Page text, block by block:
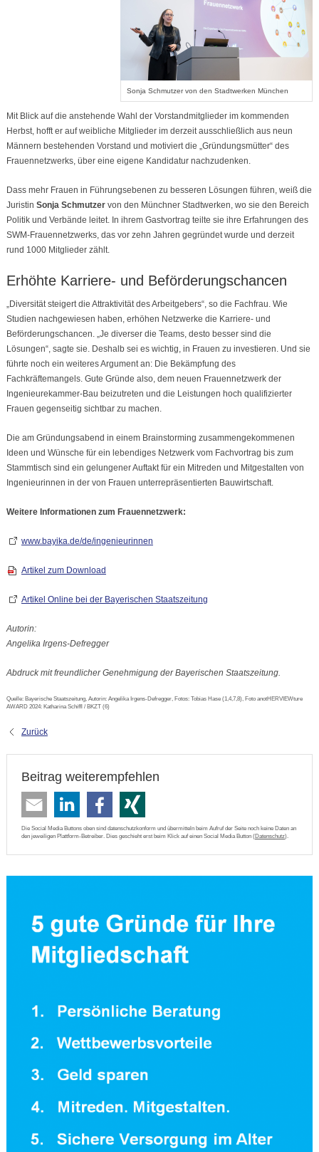
Sonja Schmutzer von den Stadtwerken München
Mit Blick auf die anstehende Wahl der Vorstandmitglieder im kommenden
Herbst, hofft er auf weibliche Mitglieder im derzeit ausschließlich aus neun
Männern bestehenden Vorstand und motiviert die „Gründungsmütter“ des
Frauennetzwerks, über eine eigene Kandidatur nachzudenken.
Dass mehr Frauen in Führungsebenen zu besseren Lösungen führen, weiß die
Juristin Sonja Schmutzervon den Münchner Stadtwerken, wo sie den Bereich
Politik und Verbände leitet. In ihrem Gastvortrag teilte sie ihre Erfahrungen des
SWM-Frauennetzwerks, das vor zehn Jahren gegründet wurde und derzeit
rund 1000 Mitglieder zählt.
Erhöhte Karriere- und Beförderungschancen
„Diversität steigert die Attraktivität des Arbeitgebers“, so die Fachfrau. Wie
Studien nachgewiesen haben, erhöhen Netzwerke die Karriere- und
Beförderungschancen. „Je diverser die Teams, desto besser sind die
Lösungen“, sagte sie. Deshalb sei es wichtig, in Frauen zu investieren. Und sie
führte noch ein weiteres Argument an: Die Bekämpfung des
Fachkräftemangels. Gute Gründe also, dem neuen Frauennetzwerk der
Ingenieurekammer-Bau beizutreten und die Leistungen hoch qualifizierter
Frauen gegenseitig sichtbar zu machen.
Die am Gründungsabend in einem Brainstorming zusammengekommenen
Ideen und Wünsche für ein lebendiges Netzwerk vom Fachvortrag bis zum
Stammtisch sind ein gelungener Auftakt für ein Mitreden und Mitgestalten von
Ingenieurinnen in der von Frauen unterrepräsentierten Bauwirtschaft.
Weitere Informationen zum Frauennetzwerk:
www.bayika.de/de/ingenieurinnen
Artikel zum Download
Artikel Online bei der Bayerischen Staatszeitung
Autorin:
Angelika Irgens-Defregger
Abdruck mit freundlicher Genehmigung der Bayerischen Staatszeitung.
Quelle: Bayerische Staatszeitung, Autorin: Angelika Irgens-Defregger, Fotos: Tobias Hase (1,4,7,8), Foto anotHERVIEWture
AWARD 2024: Katharina Schiffl / BKZT (6)
Zurück
Beitrag weiterempfehlen
Die Social Media Buttons oben sind datenschutzkonform und übermitteln beim Aufruf der Seite noch keine Daten an
den jeweiligen Plattform-Betreiber. Dies geschieht erst beim Klick auf einen Social Media Button (Datenschutz).